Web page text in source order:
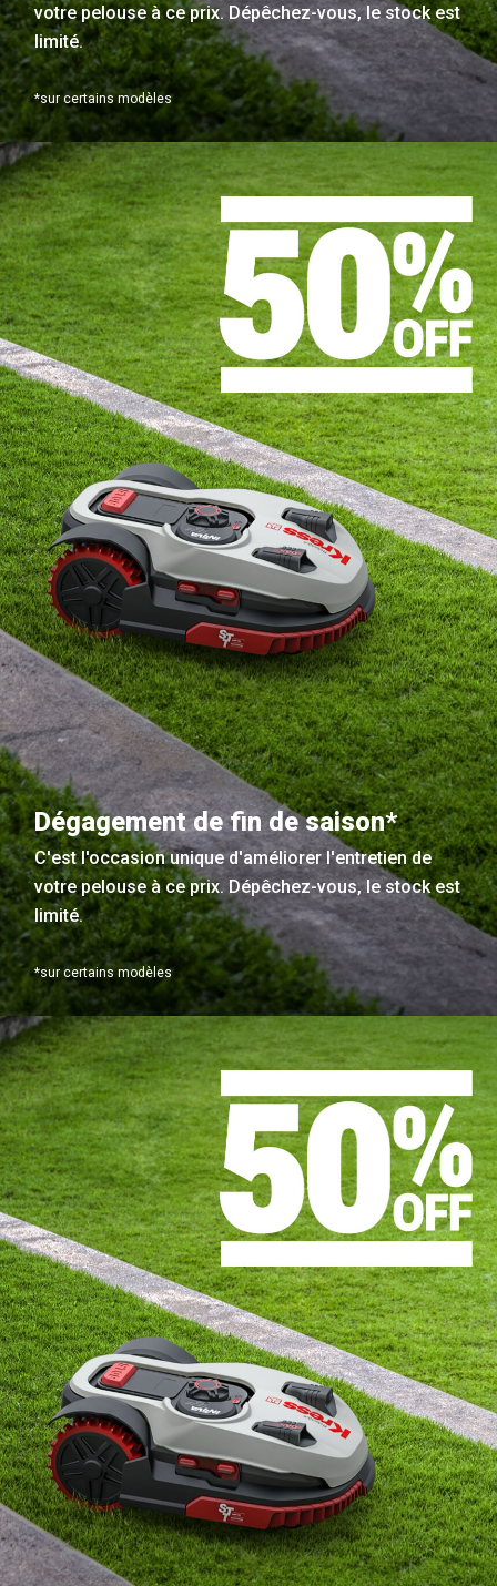
votre pelouse à ce prix. Dépêchez-vous, le stock est
limité.
*sur certains modèles
Dégagement de fin de saison*
C'est l'occasion unique d'améliorer l'entretien de
votre pelouse à ce prix. Dépêchez-vous, le stock est
limité.
*sur certains modèles